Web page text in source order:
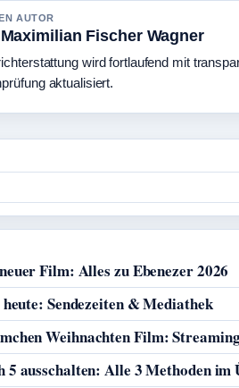
AUTOR
Fischer Wagner
wird fortlaufend mit
aktualisiert.
Film: Alles zu Ebenezer 2026
Sendezeiten & Mediathek
Weihnachten Film:
5 ausschalten: Alle 3 Methoden im